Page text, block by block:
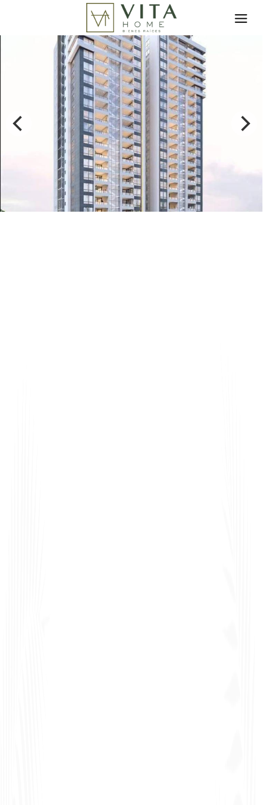
Toggle search filter